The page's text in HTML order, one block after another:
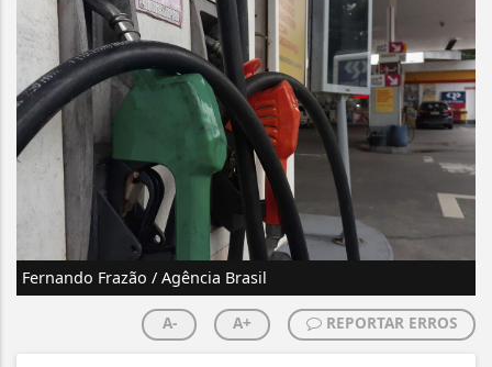
Fernando Frazão / Agência Brasil
A- A+ REPORTAR ERROS